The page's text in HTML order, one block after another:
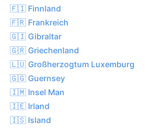
🇫🇮 Finnland
🇫🇷 Frankreich
🇬🇮 Gibraltar
🇬🇷 Griechenland
🇱🇺 Großherzogtum Luxemburg
🇬🇬 Guernsey
🇮🇲 Insel Man
🇮🇪 Irland
🇮🇸 Island